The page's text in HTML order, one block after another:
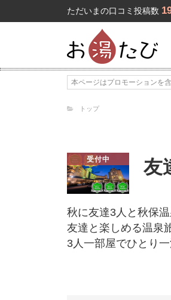
ただいまの口コミ投稿数
本ページはプロモーションを
トップ
受付中 友
秋に友達3人と秋保温
友達と楽しめる温泉
3人一部屋でひとり